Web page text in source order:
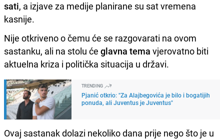
sati, a izjave za medije planirane su sat vremena
kasnije.
Nije otkriveno o čemu će se razgovarati na ovom
sastanku, ali na stolu će glavna tema vjerovatno biti
aktuelna kriza i politička situacija u državi.
TRENDING
Pjanić otkrio: "Za Alajbegovića je bilo i bogatijih
ponuda, ali Juventus je Juventus"
Ovaj sastanak dolazi nekoliko dana prije nego što je u